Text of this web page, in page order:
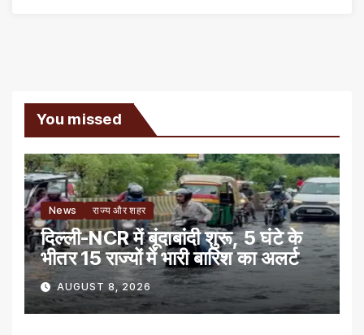
You missed
News राज्य और शहर
दिल्ली-NCR में बूंदाबांदी शुरू, 5 घंटे के
भीतर 15 राज्यों में भारी बारिश का अलर्ट
AUGUST 8, 2026